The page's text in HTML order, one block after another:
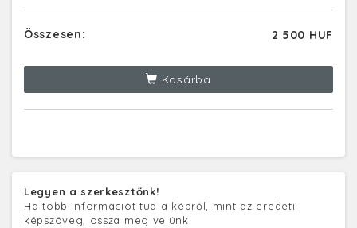
Összesen: 2 500 HUF
Kosárba
Legyen a szerkesztőnk!
Ha több információt tud a képről, mint az eredeti
képszöveg, ossza meg velünk!